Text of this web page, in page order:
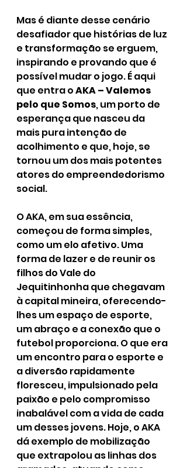
Mas é diante desse cenário
desafiador que histórias de luz
e transformação se erguem,
inspirando e provando que é
possível mudar o jogo. É aqui
que entra o AKA – Valemos
pelo que Somos, um porto de
esperança que nasceu da
mais pura intenção de
acolhimento e que, hoje, se
tornou um dos mais potentes
atores do empreendedorismo
social.
O AKA, em sua essência,
começou de forma simples,
como um elo afetivo. Uma
forma de lazer e de reunir os
filhos do Vale do
Jequitinhonha que chegavam
à capital mineira, oferecendo-
lhes um espaço de esporte,
um abraço e a conexão que o
futebol proporciona. O que era
um encontro para o esporte e
a diversão rapidamente
floresceu, impulsionado pela
paixão e pelo compromisso
inabalável com a vida de cada
um desses jovens. Hoje, o AKA
dá exemplo de mobilização
que extrapolou as linhas dos